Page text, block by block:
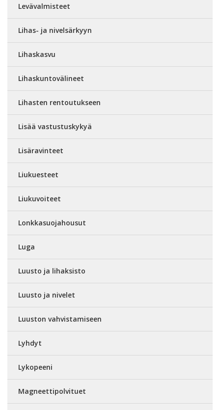
Levävalmisteet
Lihas- ja nivelsärkyyn
Lihaskasvu
Lihaskuntovälineet
Lihasten rentoutukseen
Lisää vastustuskykyä
Lisäravinteet
Liukuesteet
Liukuvoiteet
Lonkkasuojahousut
Luga
Luusto ja lihaksisto
Luusto ja nivelet
Luuston vahvistamiseen
Lyhdyt
Lykopeeni
Magneettipolvituet